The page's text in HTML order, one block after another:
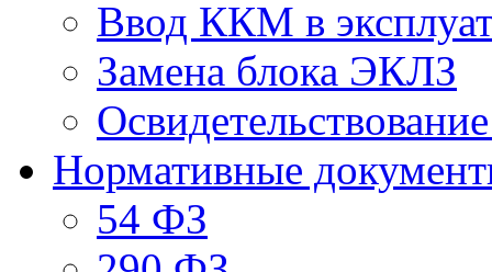
Ввод ККМ в
Замена блока ЭКЛЗ
Нормативные
54 ФЗ